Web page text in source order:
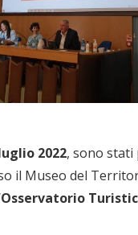
2022, sono stati
il Museo del
Osservatorio